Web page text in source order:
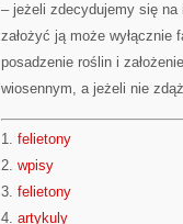
– jeżeli zdecydujemy się
założyć ją może
posadzenie roślin i
wiosennym, a jeżeli nie
1. felietony
2. wpisy
3. felietony
4. artykuly